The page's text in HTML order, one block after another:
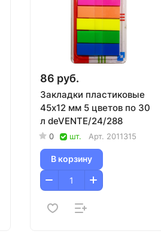
86 руб.
Закладки пластиковые
45х12 мм 5 цветов по 30
л deVENTE/24/288
0 шт. Арт. 2011315
В корзину